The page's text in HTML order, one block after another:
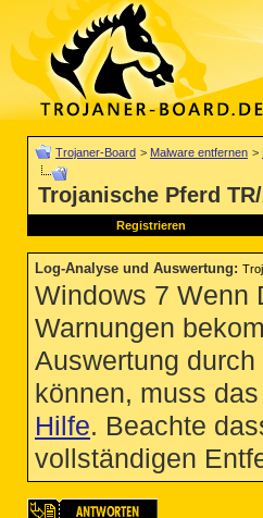
Trojaner-Board > Malware entfernen >
Trojanische Pferd
Registrieren
Log-Analyse und Auswertung:
Windows 7 Wenn
Warnungen
Auswertung
können, muss
Hilfe. Beachte
vollständigen